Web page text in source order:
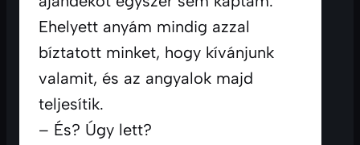
Ehelyett anyám mindig azzal
bíztatott minket, hogy kívánjunk
valamit, és az angyalok majd
teljesítik.
– És? Úgy lett?